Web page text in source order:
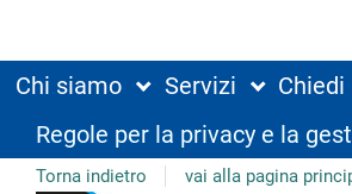
Chi siamo Servizi
Regole per la privacy e la
Torna indietro vai alla pagina